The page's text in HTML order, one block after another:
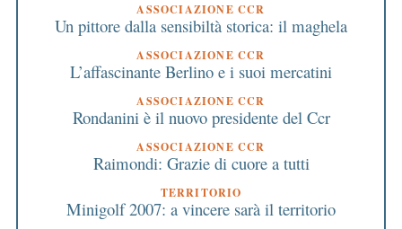
ASSOCIAZIONE CCR
Un pittore dalla sensibiltà storica: il maghela
ASSOCIAZIONE CCR
L’affascinante Berlino e i suoi mercatini
ASSOCIAZIONE CCR
Rondanini è il nuovo presidente del Ccr
ASSOCIAZIONE CCR
Raimondi: Grazie di cuore a tutti
TERRITORIO
Minigolf 2007: a vincere sarà il territorio